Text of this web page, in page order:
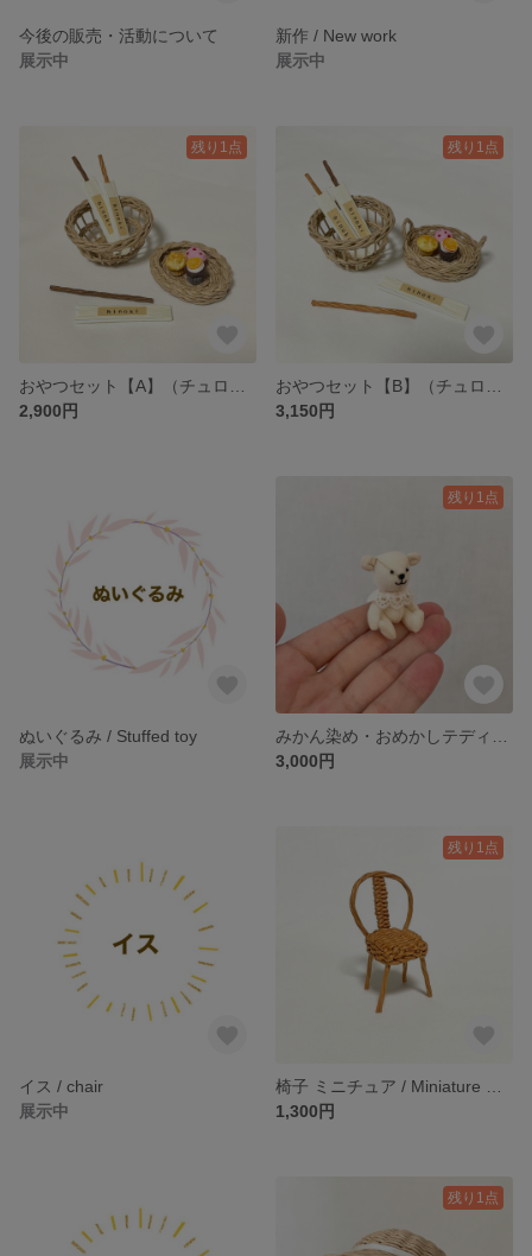
今後の販売・活動について
展示中
新作 / New work
展示中
残り1点
2,900円
残り1点
3,150円
ぬいぐるみ / Stuffed toy
展示中
残り1点
3,000円
イス / chair
展示中
残り1点
1,300円
残り1点